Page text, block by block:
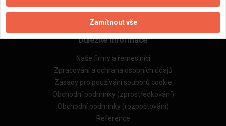
Důležité informace
Naše firmy a řemeslníci
Zpracování a ochrana osobních údajů
Zásady pro používání souborů cookie
Obchodní podmínky (zprostředkování)
Obchodní podmínky (rozpočtování)
Reference
Zamítnout vše